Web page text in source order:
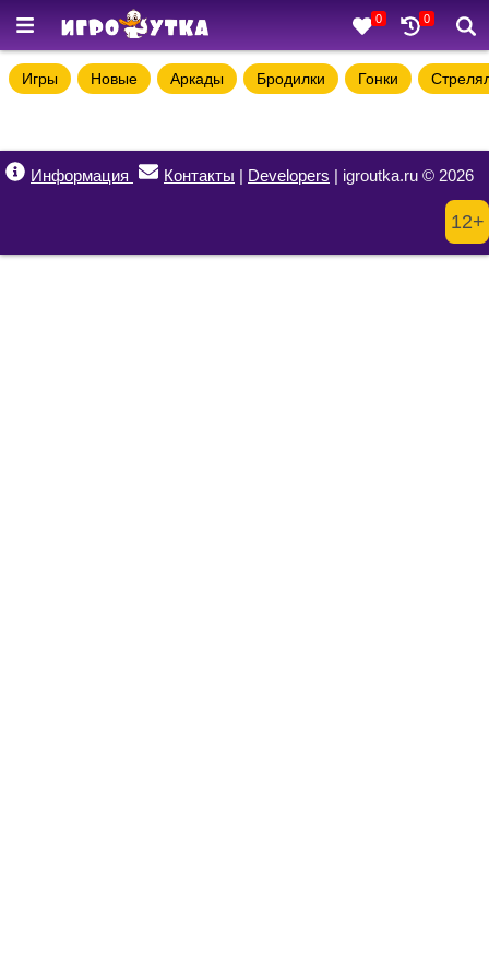
0 0
Игры Новые Аркады Бродилки Гонки
Информация Контакты | Developers | igroutka.ru © 2026
12+